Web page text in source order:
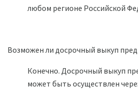
любом регионе Российской
Возможен ли досрочный выкуп
Конечно. Досрочный выкуп
может быть осуществлен